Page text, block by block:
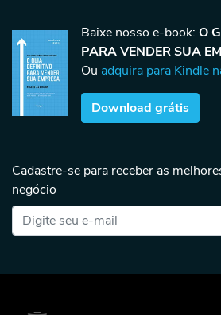
Baixe nosso e-book: O
PARA VENDER SUA
Ou adquira para Kindle
Download grátis
Cadastre-se para receber as
negócio